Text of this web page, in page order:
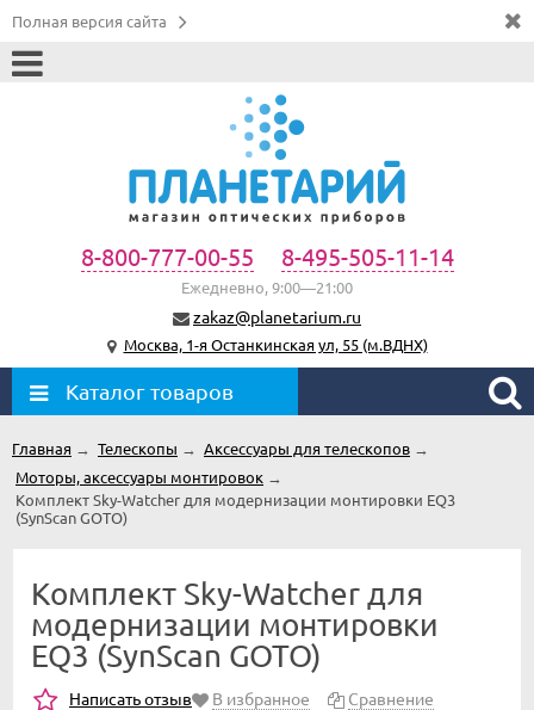
Полная версия сайта
8-800-777-00-55 8-495-505-11-14
Ежедневно, 9:00—21:00
zakaz@planetarium.ru
Москва, 1-я Останкинская ул, 55 (м.ВДНХ)
Каталог товаров
Главная → Телескопы → Аксессуары для телескопов →
Моторы, аксессуары монтировок →
Комплект Sky-Watcher для модернизации монтировки EQ3
(SynScan GOTO)
Комплект Sky-Watcher для
модернизации монтировки
EQ3 (SynScan GOTO)
Написать отзыв В избранное Сравнение